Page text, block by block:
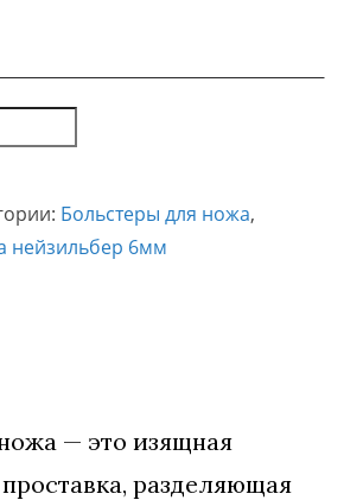
Больстеры для ножа,
нейзильбер 6мм
— это изящная
разделяющая